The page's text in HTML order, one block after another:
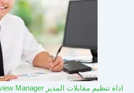
اداة تنظيم مقابلات المدير Interview Manager